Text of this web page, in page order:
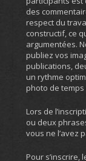
des
respect du
constructif, ce
argumentées.
publiez vos
publications,
un rythme
photo de temps
Lors de
ou deux
vous ne l’avez
Pour s’inscrire,